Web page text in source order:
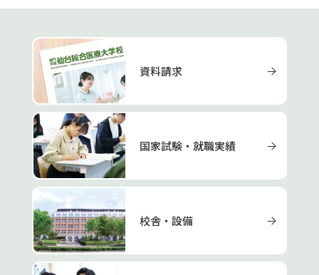
資料請求
国家試験・就職実績
校舎・設備